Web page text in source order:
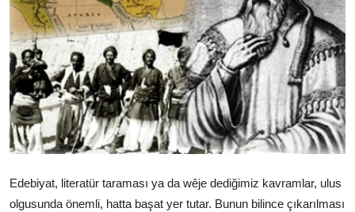
Video
Yazarlar
Arşiv
İletişim
Edebiyat, literatür taraması ya da wêje dediğimiz kavramlar, ulus
olgusunda önemli, hatta başat yer tutar. Bunun bilince çıkarılması